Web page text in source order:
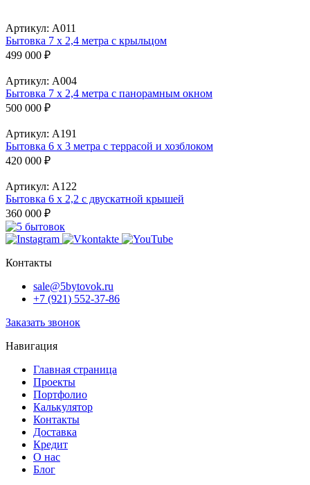
Артикул: А011
Бытовка 7 х 2,4 метра с крыльцом
499 000 ₽
Артикул: А004
Бытовка 7 х 2,4 метра с панорамным окном
500 000 ₽
Артикул: А191
Бытовка 6 х 3 метра с террасой и хозблоком
420 000 ₽
Артикул: А122
Бытовка 6 х 2,2 с двускатной крышей
360 000 ₽
Контакты
sale@5bytovok.ru
+7 (921) 552-37-86
Заказать звонок
Навигация
Главная страница
Проекты
Портфолио
Калькулятор
Контакты
Доставка
Кредит
О нас
Блог